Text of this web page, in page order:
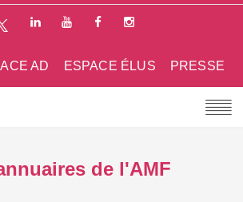
PRESSE
ESPACE ÉLUS
AD
de l'AMF